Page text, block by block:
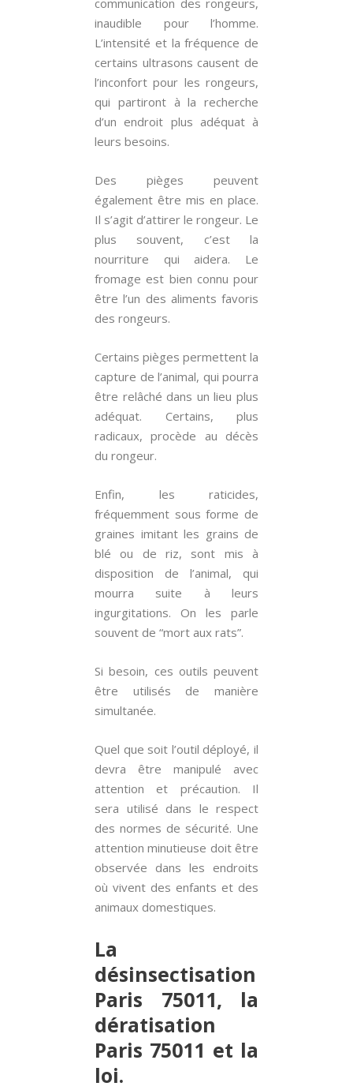
communication des rongeurs,
inaudible pour l’homme.
L’intensité et la fréquence de
certains ultrasons causent de
l’inconfort pour les rongeurs,
qui partiront à la recherche
d’un endroit plus adéquat à
leurs besoins.
Des pièges peuvent
également être mis en place.
Il s’agit d’attirer le rongeur. Le
plus souvent, c’est la
nourriture qui aidera. Le
fromage est bien connu pour
être l’un des aliments favoris
des rongeurs.
Certains pièges permettent la
capture de l’animal, qui pourra
être relâché dans un lieu plus
adéquat. Certains, plus
radicaux, procède au décès
du rongeur.
Enfin, les raticides,
fréquemment sous forme de
graines imitant les grains de
blé ou de riz, sont mis à
disposition de l’animal, qui
mourra suite à leurs
ingurgitations. On les parle
souvent de “mort aux rats”.
Si besoin, ces outils peuvent
être utilisés de manière
simultanée.
Quel que soit l’outil déployé, il
devra être manipulé avec
attention et précaution. Il
sera utilisé dans le respect
des normes de sécurité. Une
attention minutieuse doit être
observée dans les endroits
où vivent des enfants et des
animaux domestiques.
La
désinsectisation
Paris 75011, la
dératisation
Paris 75011 et la
loi.